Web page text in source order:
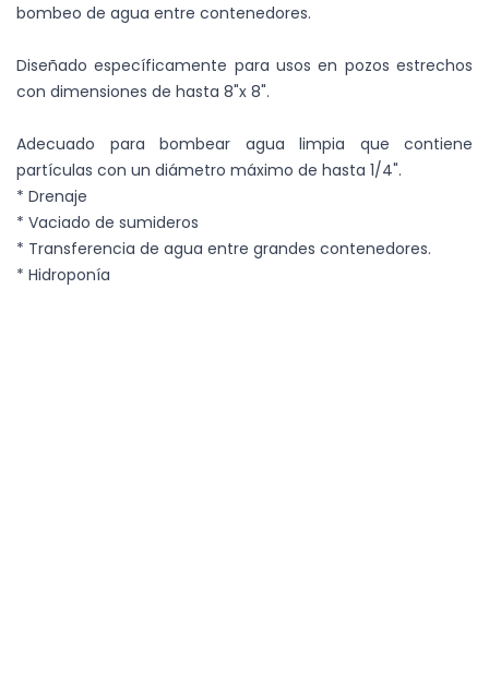
bombeo de agua entre contenedores.
Diseñado específicamente para usos en pozos estrechos
con dimensiones de hasta 8"x 8".
Adecuado para bombear agua limpia que contiene
partículas con un diámetro máximo de hasta 1/4".
* Drenaje
* Vaciado de sumideros
* Transferencia de agua entre grandes contenedores.
* Hidroponía